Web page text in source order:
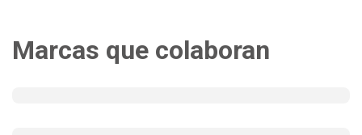
Marcas que colaboran